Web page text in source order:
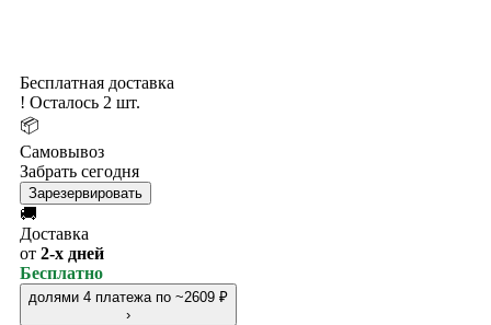
Бесплатная доставка
! Осталось 2 шт.
📦
Самовывоз
Забрать сегодня
Зарезервировать
🚚
Доставка
от 2-х дней
Бесплатно
долями 4 платежа по ~2609 ₽
›